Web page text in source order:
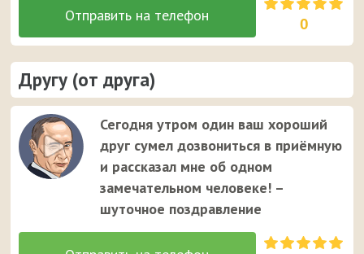
0
Другу (от друга)
Сегодня утром один ваш хороший
друг сумел дозвониться в приёмную
и рассказал мне об одном
замечательном человеке! –
шуточное поздравление